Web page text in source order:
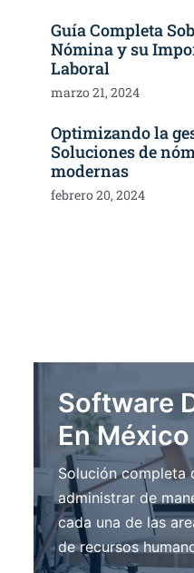
Guía Completa
Nómina y su
Laboral
marzo 21, 2024
Optimizando la
Soluciones de
modernas
febrero 20, 2024
Software
En México
Solución completa
administrar de
cada una de las
de recursos